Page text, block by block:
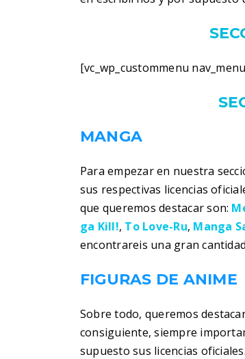
[vc_wp_custommenu
MANGA
Para empezar en nuestra
sus respectivas licencias
que queremos destacar son:
ga Kill!, To Love-Ru, Manga
encontrareis una gran
FIGURAS DE ANIME
Sobre todo, queremos
consiguiente, siempre
supuesto sus licencias